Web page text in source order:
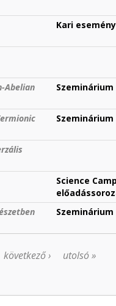
Kari esemény
Abelian
Szeminárium
Szeminárium
Science
Szeminárium
következő › utolsó »